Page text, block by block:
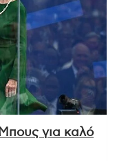
για καλό